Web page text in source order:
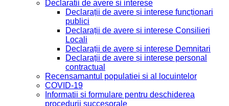
Declaratii de avere si interese
Declarații de avere și interese funcționari
publici
Declarații de avere și interese Consilieri
Locali
Declarații de avere și interese Demnitari
Declarații de avere și interese personal
contractual
Recensamantul populatiei si al locuintelor
COVID-19
Informatii si formulare pentru deschiderea
procedurii succesorale